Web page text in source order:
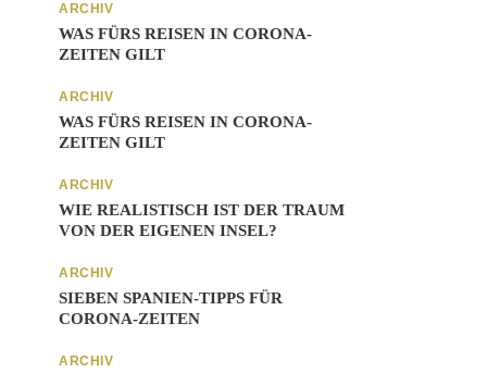
ARCHIV
WAS FÜRS REISEN IN CORONA-
ZEITEN GILT
ARCHIV
WAS FÜRS REISEN IN CORONA-
ZEITEN GILT
ARCHIV
WIE REALISTISCH IST DER TRAUM
VON DER EIGENEN INSEL?
ARCHIV
SIEBEN SPANIEN-TIPPS FÜR
CORONA-ZEITEN
ARCHIV